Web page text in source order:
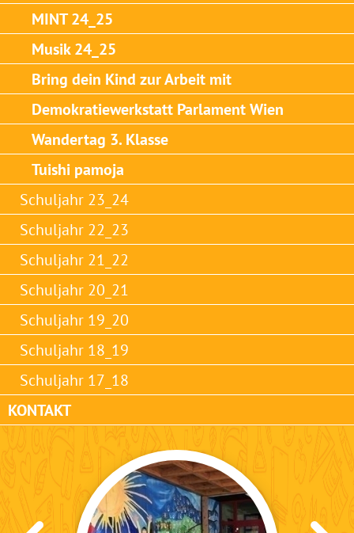
MINT 24_25
Musik 24_25
Bring dein Kind zur Arbeit mit
Demokratiewerkstatt Parlament Wien
Wandertag 3. Klasse
Tuishi pamoja
Schuljahr 23_24
Schuljahr 22_23
Schuljahr 21_22
Schuljahr 20_21
Schuljahr 19_20
Schuljahr 18_19
Schuljahr 17_18
KONTAKT